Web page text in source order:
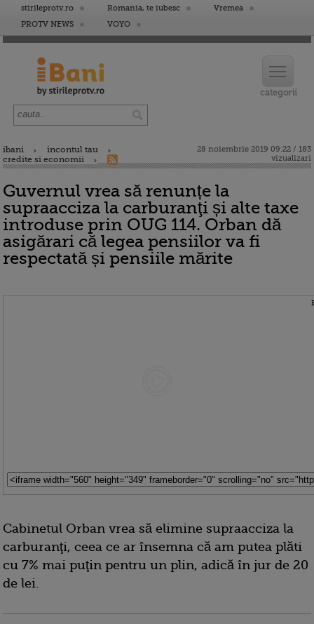
stirileprotv.ro Romania, te iubesc
Vremea
PROTV NEWS
VOYO
ibani
incontul tau
credite si economii
28 noiembrie 2019 09:22 / 183
vizualizari
Guvernul vrea să renunțe la
supraacciza la carburanţi și alte taxe
introduse prin OUG 114. Orban dă
asigărari că legea pensiilor va fi
respectată și pensiile mărite
Cabinetul Orban vrea să elimine supraacciza la
carburanţi, ceea ce ar însemna că am putea plăti
cu 7% mai puţin pentru un plin, adică în jur de 20
de lei.